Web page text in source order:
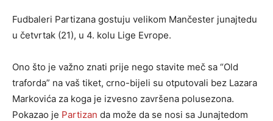
Fudbaleri Partizana gostuju velikom Mančester junajtedu
u četvrtak (21), u 4. kolu Lige Evrope.
Ono što je važno znati prije nego stavite meč sa “Old
traforda” na vaš tiket, crno-bijeli su otputovali bez Lazara
Markovića za koga je izvesno završena polusezona.
Pokazao je Partizan da može da se nosi sa Junajtedom